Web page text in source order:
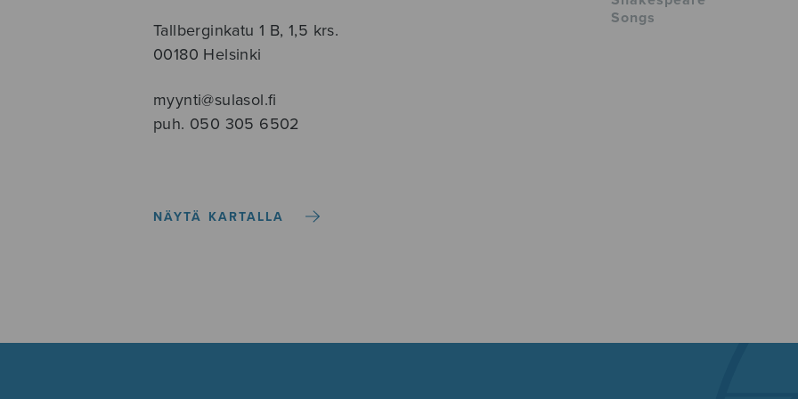
Tallberginkatu 1 B, 1,5 krs.
00180 Helsinki
myynti@sulasol.fi
puh. 050 305 6502
NÄYTÄ KARTALLA
Songs